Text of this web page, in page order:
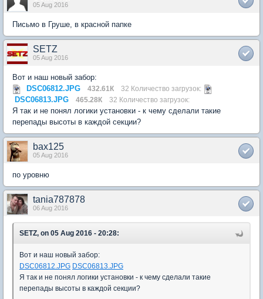
05 Aug 2016
Письмо в Груше, в красной папке
SETZ
05 Aug 2016
Вот и наш новый забор:
DSC06812.JPG
432.61К 32 Количество загрузок:
DSC06813.JPG 465.28К 32 Количество загрузок:
Я так и не понял логики установки - к чему сделали такие
перепады высоты в каждой секции?
bax125
05 Aug 2016
по уровню
tania787878
06 Aug 2016
SETZ, on 05 Aug 2016 - 20:28:
Вот и наш новый забор:
DSC06812.JPG DSC06813.JPG
Я так и не понял логики установки - к чему сделали такие
перепады высоты в каждой секции?